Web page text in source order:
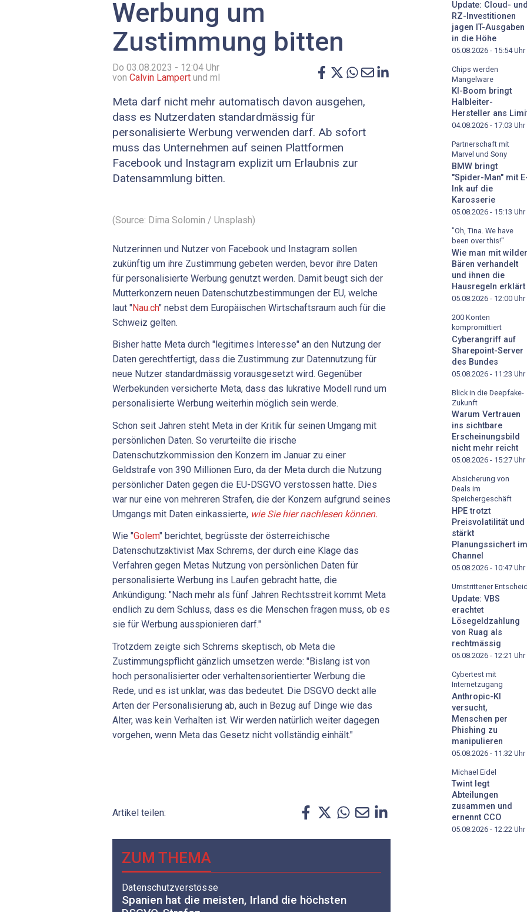
Werbung um
Zustimmung bitten
Do 03.08.2023 - 12:04 Uhr
von Calvin Lampert und ml
Meta darf nicht mehr automatisch davon ausgehen,
dass es Nutzerdaten standardmässig für
personalisierte Werbung verwenden darf. Ab sofort
muss das Unternehmen auf seinen Plattformen
Facebook und Instagram explizit um Erlaubnis zur
Datensammlung bitten.
(Source: Dima Solomin / Unsplash)
Nutzerinnen und Nutzer von Facebook und Instagram sollen
zukünftig um ihre Zustimmung gebeten werden, bevor ihre Daten
für personalisierte Werbung genutzt werden. Damit beugt sich der
Mutterkonzern neuen Datenschutzbestimmungen der EU, welche
laut "Nau.ch" nebst dem Europäischen Wirtschaftsraum auch für die
Schweiz gelten.
Bisher hatte Meta durch "legitimes Interesse" an den Nutzung der
Daten gerechtfertigt, dass die Zustimmung zur Datennutzung für
neue Nutzer standardmässig vorausgesetzt wird. Gegenüber
Werbekunden versicherte Meta, dass das lukrative Modell rund um
personalisierte Werbung weiterhin möglich sein werde.
Schon seit Jahren steht Meta in der Kritik für seinen Umgang mit
persönlichen Daten. So verurteilte die irische
Datenschutzkommission den Konzern im Januar zu einer
Geldstrafe von 390 Millionen Euro, da der Meta durch die Nutzung
persönlicher Daten gegen die EU-DSGVO verstossen hatte. Dies
war nur eine von mehreren Strafen, die der Konzern aufgrund seines
Umgangs mit Daten einkassierte, wie Sie hier nachlesen können.
Wie "Golem" berichtet, begrüsste der österreichische
Datenschutzaktivist Max Schrems, der durch eine Klage das
Verfahren gegen Metas Nutzung von persönlichen Daten für
personalisierte Werbung ins Laufen gebracht hatte, die
Ankündigung: "Nach mehr als fünf Jahren Rechtsstreit kommt Meta
endlich zu dem Schluss, dass es die Menschen fragen muss, ob es
sie für Werbung ausspionieren darf."
Trotzdem zeigte sich Schrems skeptisch, ob Meta die
Zustimmungspflicht gänzlich umsetzen werde: "Bislang ist von
hoch personalisierter oder verhaltensorientierter Werbung die
Rede, und es ist unklar, was das bedeutet. Die DSGVO deckt alle
Arten der Personalisierung ab, auch in Bezug auf Dinge wie das
Alter, was kein Verhalten ist. Wir werden natürlich weiter dagegen
vorgehen, wenn Meta das Gesetz nicht vollständig einhält."
Artikel teilen:
ZUM THEMA
Datenschutzverstösse
Spanien hat die meisten, Irland die höchsten
Update: Cloud- und
RZ-Investitionen
jagen IT-Ausgaben
in die Höhe
05.08.2026 - 15:54Uhr
Chips werden
Mangelware
KI-Boom bringt
Halbleiter-
Hersteller ans
04.08.2026 - 17:03 Uhr
Partnerschaft mit
Marvel und Sony
BMW bringt
"Spider-Man" mit
Ink auf die
Karosserie
05.08.2026 - 15:13 Uhr
"Oh, Tina. We have
been over this!"
Wie man mit
Bären verhandelt
und ihnen die
Hausregeln erklärt
05.08.2026 - 12:00 Uhr
200 Konten
kompromittiert
Cyberangriff auf
Sharepoint-Server
des Bundes
05.08.2026 - 11:23 Uhr
Blick in die Deepfake-
Zukunft
Warum Vertrauen
ins sichtbare
Erscheinungsbild
nicht mehr reicht
05.08.2026 - 15:27 Uhr
Absicherung von
Deals im
Speichergeschäft
HPE trotzt
Preisvolatilität und
stärkt
Planungssichert im
Channel
05.08.2026 - 10:47 Uhr
Umstrittener Entscheid
Update: VBS
erachtet
Lösegeldzahlung
von Ruag als
rechtmässig
05.08.2026 - 12:21 Uhr
Cybertest mit
Internetzugang
Anthropic-KI
versucht,
Menschen per
Phishing zu
manipulieren
05.08.2026 - 11:32 Uhr
Michael Eidel
Twint legt
Abteilungen
zusammen und
ernennt CCO
05.08.2026 - 12:22 Uhr